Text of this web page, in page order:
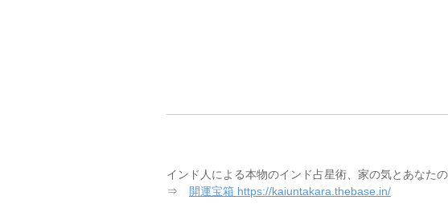
インド人による本物のインド占星術、家の気とあなた
⇒ 開運宝箱 https://kaiuntakara.thebase.in/